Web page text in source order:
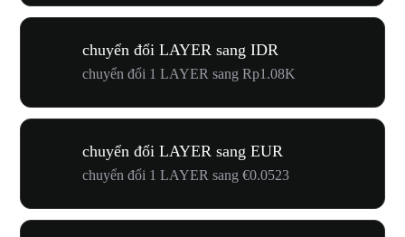
chuyển đổi LAYER sang IDR
chuyển đổi 1 LAYER sang Rp1.08K
chuyển đổi LAYER sang EUR
chuyển đổi 1 LAYER sang €0.0523